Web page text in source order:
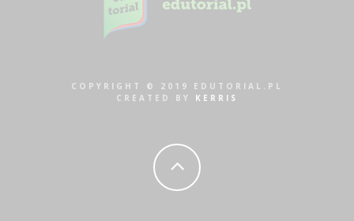
COPYRIGHT © 2019 EDUTORIAL.PL
CREATED BY KERRIS